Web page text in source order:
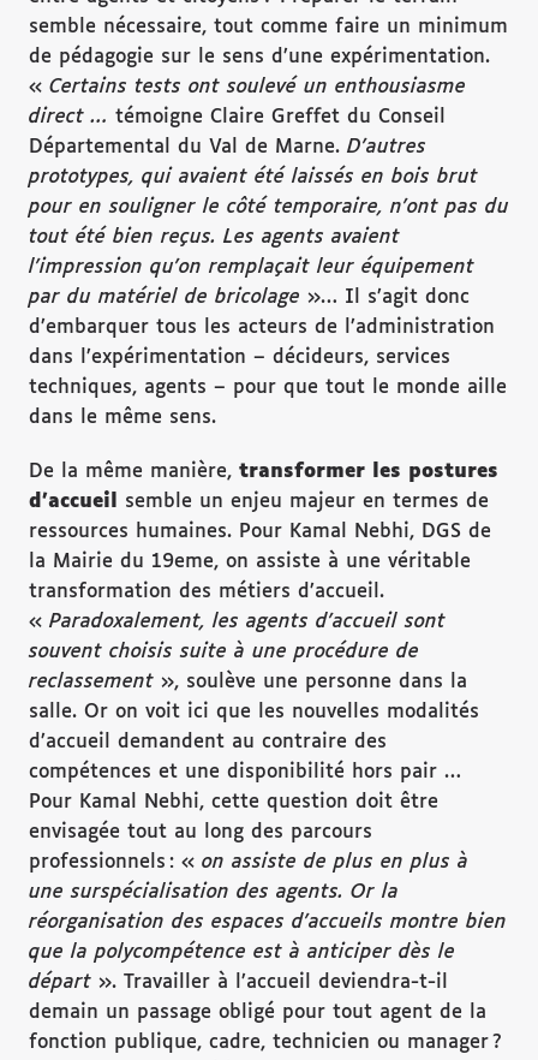
semble nécessaire, tout comme faire un minimum
de pédagogie sur le sens d’une expérimentation.
« Certains tests ont soulevé un enthousiasme
direct… témoigne Claire Greffet du Conseil
Départemental du Val de Marne. D’autres
prototypes, qui avaient été laissés en bois brut
pour en souligner le côté temporaire, n’ont pas du
tout été bien reçus. Les agents avaient
l’impression qu’on remplaçait leur équipement
par du matériel de bricolage »… Il s’agit donc
d’embarquer tous les acteurs de l’administration
dans l’expérimentation – décideurs, services
techniques, agents – pour que tout le monde aille
dans le même sens.
De la même manière, transformer les postures
d ’accueil
semble un enjeu majeur en termes de
ressources humaines. Pour Kamal Nebhi, DGS de
la Mairie du 19eme, on assiste à une véritable
transformation des métiers d’accueil.
« Paradoxalement, les agents d’accueil sont
souvent choisis suite à une procédure de
reclassement », soulève une personne dans la
salle. Or on voit ici que les nouvelles modalités
d’accueil demandent au contraire des
compétences et une disponibilité hors pair …
Pour Kamal Nebhi, cette question doit être
envisagée tout au long des parcours
professionnels : « on assiste de plus en plus à
une surspécialisation des agents. Or la
réorganisation des espaces d’accueils montre bien
que la polycompétence est à anticiper dès le
départ ». Travailler à l’accueil deviendra-t-il
demain un passage obligé pour tout agent de la
fonction publique, cadre, technicien ou manager ?